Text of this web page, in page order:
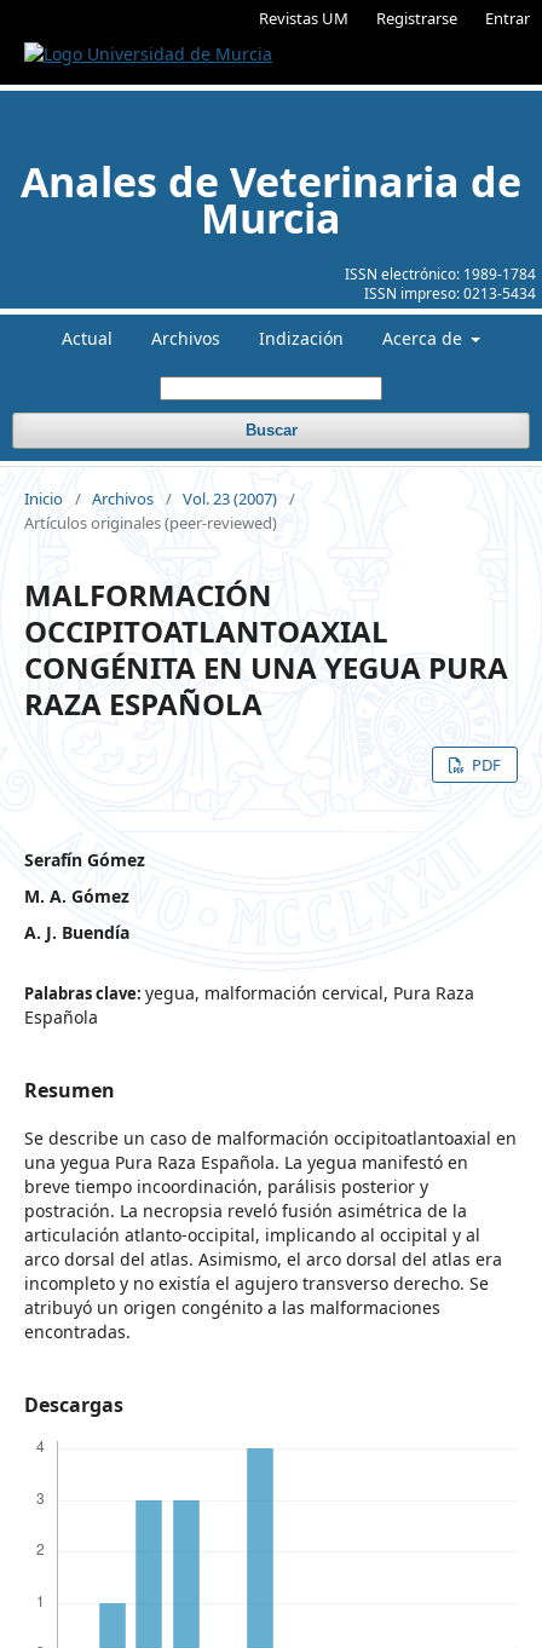
Revistas UM Registrarse Entrar
ISSN electrónico: 1989-1784
ISSN impreso:0213-5434
Anales de Veterinaria de
Murcia
Actual Archivos Indización Acerca de
Buscar
Inicio / Archivos / Vol. 23 (2007) /
Artículos originales (peer-reviewed)
MALFORMACIÓN
OCCIPITOATLANTOAXIAL
CONGÉNITA EN UNA YEGUA PURA
RAZA ESPAÑOLA
PDF
Serafín Gómez
M. A. Gómez
A. J. Buendía
Palabras clave: yegua, malformación cervical, Pura Raza
Española
Resumen
Se describe un caso de malformación occipitoatlantoaxial en
una yegua Pura Raza Española. La yegua manifestó en
breve tiempo incoordinación, parálisis posterior y
postración. La necropsia reveló fusión asimétrica de la
articulación atlanto-occipital, implicando al occipital y al
arco dorsal del atlas. Asimismo, el arco dorsal del atlas era
incompleto y no existía el agujero transverso derecho. Se
atribuyó un origen congénito a las malformaciones
encontradas.
Descargas